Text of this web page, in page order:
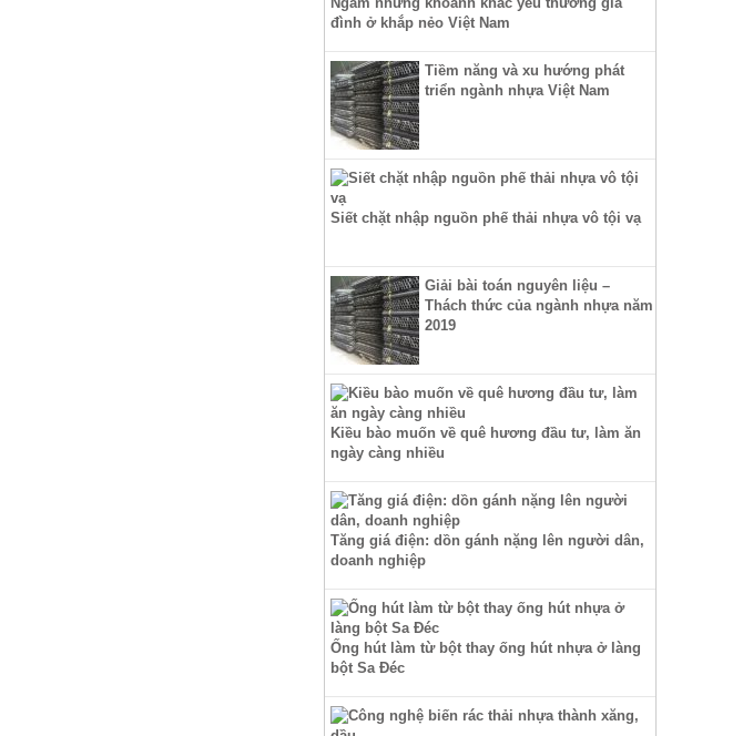
đình ở khắp nẻo Việt Nam
Tiềm năng và xu hướng phát
triển ngành nhựa Việt Nam
Siết chặt nhập nguồn phế thải nhựa vô tội vạ
Giải bài toán nguyên liệu –
Thách thức của ngành nhựa năm
2019
Kiều bào muốn về quê hương đầu tư, làm ăn
ngày càng nhiều
Tăng giá điện: dồn gánh nặng lên người dân,
doanh nghiệp
Ống hút làm từ bột thay ống hút nhựa ở làng
bột Sa Đéc